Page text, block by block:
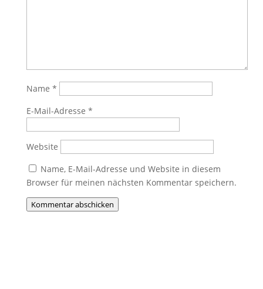
Name *
E-Mail-Adresse *
Website
Name, E-Mail-Adresse und Website in diesem
Browser für meinen nächsten Kommentar speichern.
Kommentar abschicken